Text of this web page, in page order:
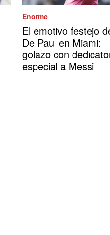
Enorme
El emotivo festejo
De Paul en Miami:
golazo con
especial a Messi